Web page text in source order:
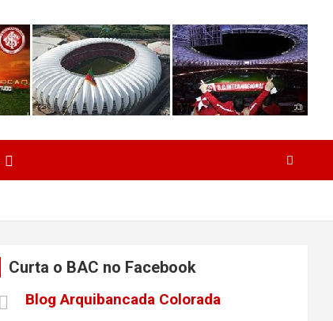
Curta o BAC no Facebook
Blog Arquibancada Colorada